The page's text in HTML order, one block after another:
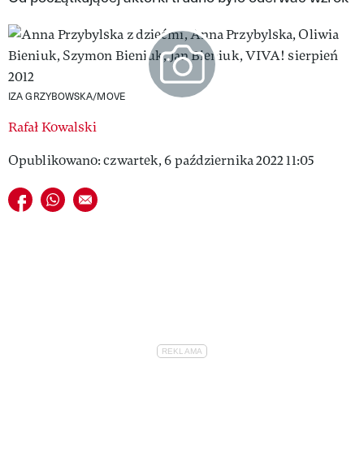
VIVA!PEOPLE POWER
VIVA!ITAKA
MAGAZYN VIVA!
IZA GRZYBOWSKA/MOVE
Rafał Kowalski
Opublikowano: czwartek, 6 października 2022 11:05
Udostępnij na facebook
Udostępnij na whatsapp
E-mail do przyjaciela